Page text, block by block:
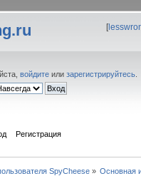
[
войдите или зарегистрируйтесь
Регистрация
SpyCheese» Основная